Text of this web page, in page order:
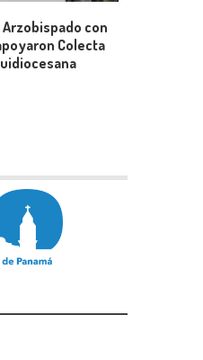
con
Colecta